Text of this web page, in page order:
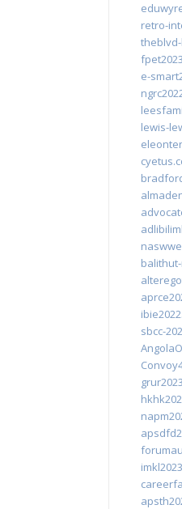
retro-
e-
lewis-
sbcc-